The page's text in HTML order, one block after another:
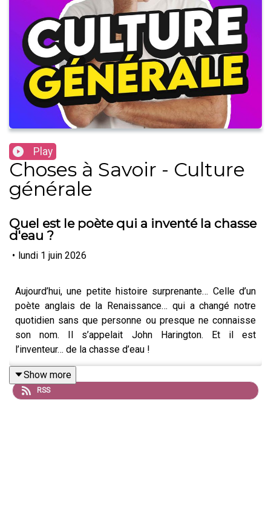
Play
Choses à Savoir - Culture
générale
Quel est le poète qui a inventé la chasse
d'eau ?
• lundi 1 juin 2026
Aujourd’hui, une petite histoire surprenante… Celle d’un
poète anglais de la Renaissance… qui a changé notre
quotidien sans que personne ou presque ne connaisse
son nom. Il s’appelait John Harington. Et il est
l’inventeur… de la chasse d’eau !
Oui, vous m’avez bien entendu. Derrière ce geste anodin
Show more
RSS